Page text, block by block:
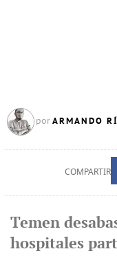
por ARMANDO
COMPARTIR
Temen
hospitales